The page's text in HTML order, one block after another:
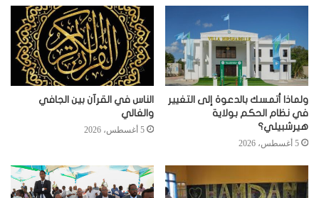
ولماذا أتمسك بالدعوة إلى التغيير
في نظام الحكم بولاية
هيرشبيلي؟
5 أغسطس، 2026
الناس في القرآن بين الجافي
والغالي
5 أغسطس، 2026